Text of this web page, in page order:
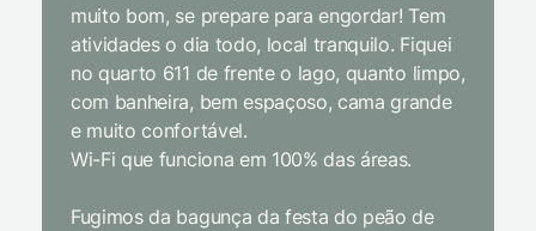
muito bom, se prepare para engordar! Tem
atividades o dia todo, local tranquilo. Fiquei
no quarto 611 de frente o lago, quanto limpo,
com banheira, bem espaçoso, cama grande
e muito confortável.
Wi-Fi que funciona em 100% das áreas.
Fugimos da bagunça da festa do peão de